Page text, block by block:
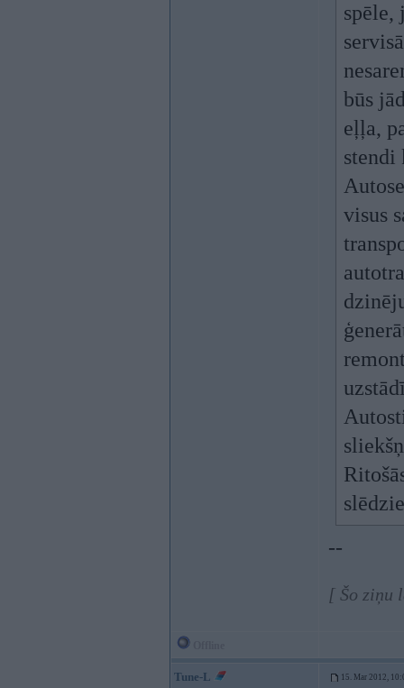
spēle,
būs
eļļa,
stendi
visus
--
[ Šo ziņu
Tune-L 15. Mar 2012,